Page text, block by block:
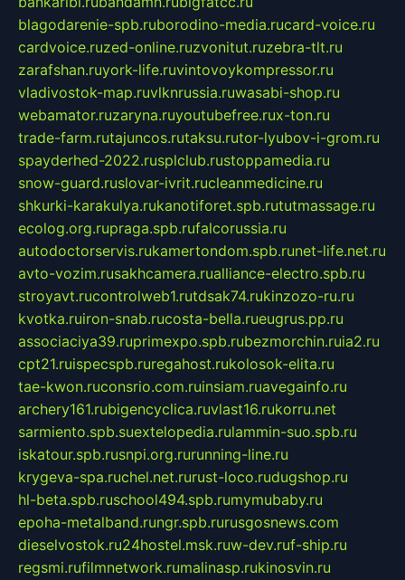
blagodarenie-spb.ruborodino-media.rucard-voice.ru
cardvoice.ruzed-online.ruzvonitut.ruzebra-tlt.ru
zarafshan.ruyork-life.ruvintovoykompressor.ru
vladivostok-map.ruvlknrussia.ruwasabi-shop.ru
webamator.ruzaryna.ruyoutubefree.rux-ton.ru
trade-farm.rutajuncos.rutaksu.rutor-lyubov-i-grom.ru
spayderhed-2022.rusplclub.rustoppamedia.ru
snow-guard.ruslovar-ivrit.rucleanmedicine.ru
shkurki-karakulya.rukanotiforet.spb.rututmassage.ru
ecolog.org.rupraga.spb.rufalcorussia.ru
autodoctorservis.rukamertondom.spb.runet-life.net.ru
avto-vozim.rusakhcamera.rualliance-electro.spb.ru
stroyavt.rucontrolweb1.rutdsak74.rukinzozo-ru.ru
kvotka.ruiron-snab.rucosta-bella.rueugrus.pp.ru
associaciya39.ruprimexpo.spb.rubezmorchin.ruia2.ru
cpt21.ruispecspb.ruregahost.rukolosok-elita.ru
tae-kwon.ruconsrio.com.ruinsiam.ruavegainfo.ru
archery161.rubigencyclica.ruvlast16.rukorru.net
sarmiento.spb.suextelopedia.rulammin-suo.spb.ru
iskatour.spb.rusnpi.org.rurunning-line.ru
krygeva-spa.ruchel.net.rurust-loco.rudugshop.ru
hl-beta.spb.ruschool494.spb.rumymubaby.ru
epoha-metalband.rungr.spb.rurusgosnews.com
dieselvostok.ru24hostel.msk.ruw-dev.ruf-ship.ru
regsmi.rufilmnetwork.rumalinasp.rukinosvin.ru